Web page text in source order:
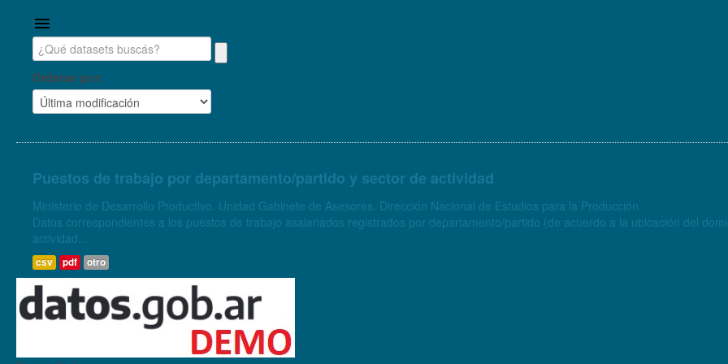
Ordenar por
Puestos de trabajo por departamento/partido y sector de actividad
Ministerio de Desarrollo Productivo. Unidad Gabinete de Asesores. Dirección Nacional de Estudios para la Producción.
Datos correspondientes a los puestos de trabajo asalariados registrados por departamento/partido (de acuerdo a la ubicación del
actividad...
csv pdf otro